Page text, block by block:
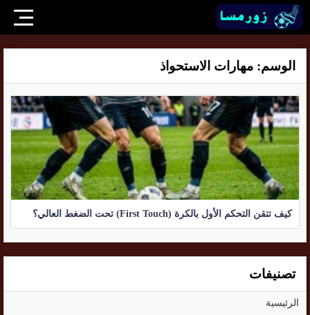
الوسم: مهارات الاستحواذ
كيف تتقن التحكم الأول بالكرة (First Touch) تحت الضغط العالي؟
تصنيفات
الرئيسية